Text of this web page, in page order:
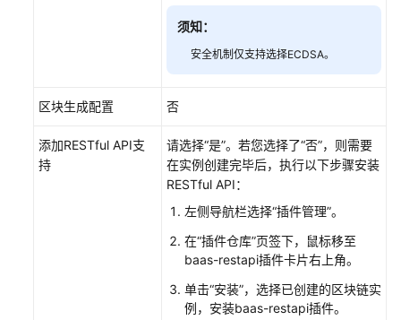
SDK
须知：
安全机制仅支持选择ECDSA。
区块生成配置 否
添加RESTful API支
持
请选择“是”。若您选择了“否”，则需要
在实例创建完毕后，执行以下步骤安装
RESTful API：
左侧导航栏选择“插件管理”。
在“插件仓库”页签下，鼠标移至
baas-restapi插件卡片右上角。
单击“安装”，选择已创建的区块链实
例，安装baas-restapi插件。